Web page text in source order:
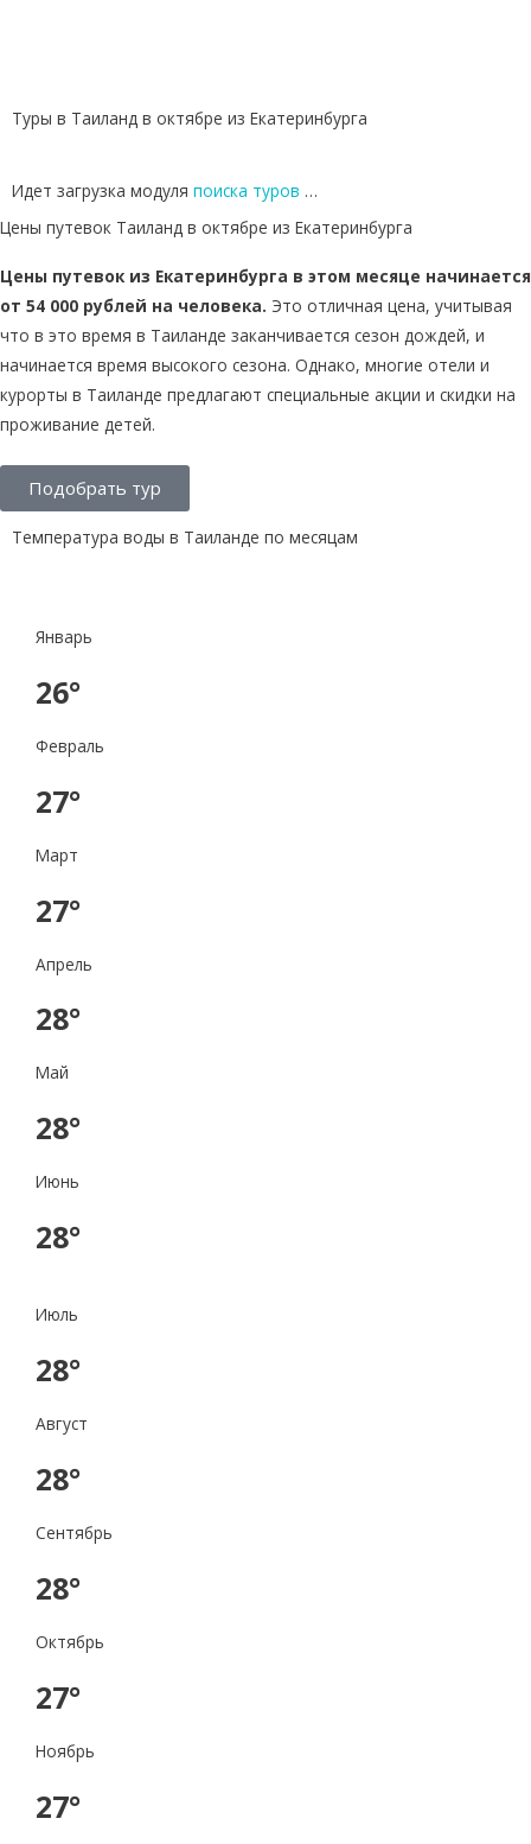
Туры в Таиланд в октябре из Екатеринбурга
Идет загрузка модуля поиска туров …
Цены путевок Таиланд в октябре из Екатеринбурга
Цены путевок из Екатеринбурга в этом месяце начинается
от 54 000 рублей на человека. Это отличная цена, учитывая
что в это время в Таиланде заканчивается сезон дождей, и
начинается время высокого сезона. Однако, многие отели и
курорты в Таиланде предлагают специальные акции и скидки на
проживание детей.
Подобрать тур
Температура воды в Таиланде по месяцам
Январь
26°
Февраль
27°
Март
27°
Апрель
28°
Май
28°
Июнь
28°
Июль
28°
Август
28°
Сентябрь
28°
Октябрь
27°
Ноябрь
27°